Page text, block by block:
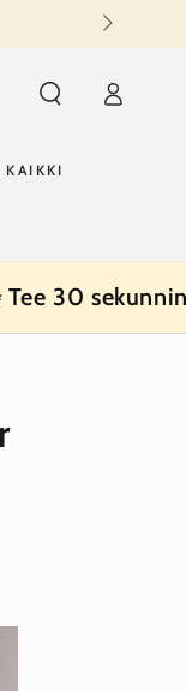
KAIKKI
sisään
Tee 30